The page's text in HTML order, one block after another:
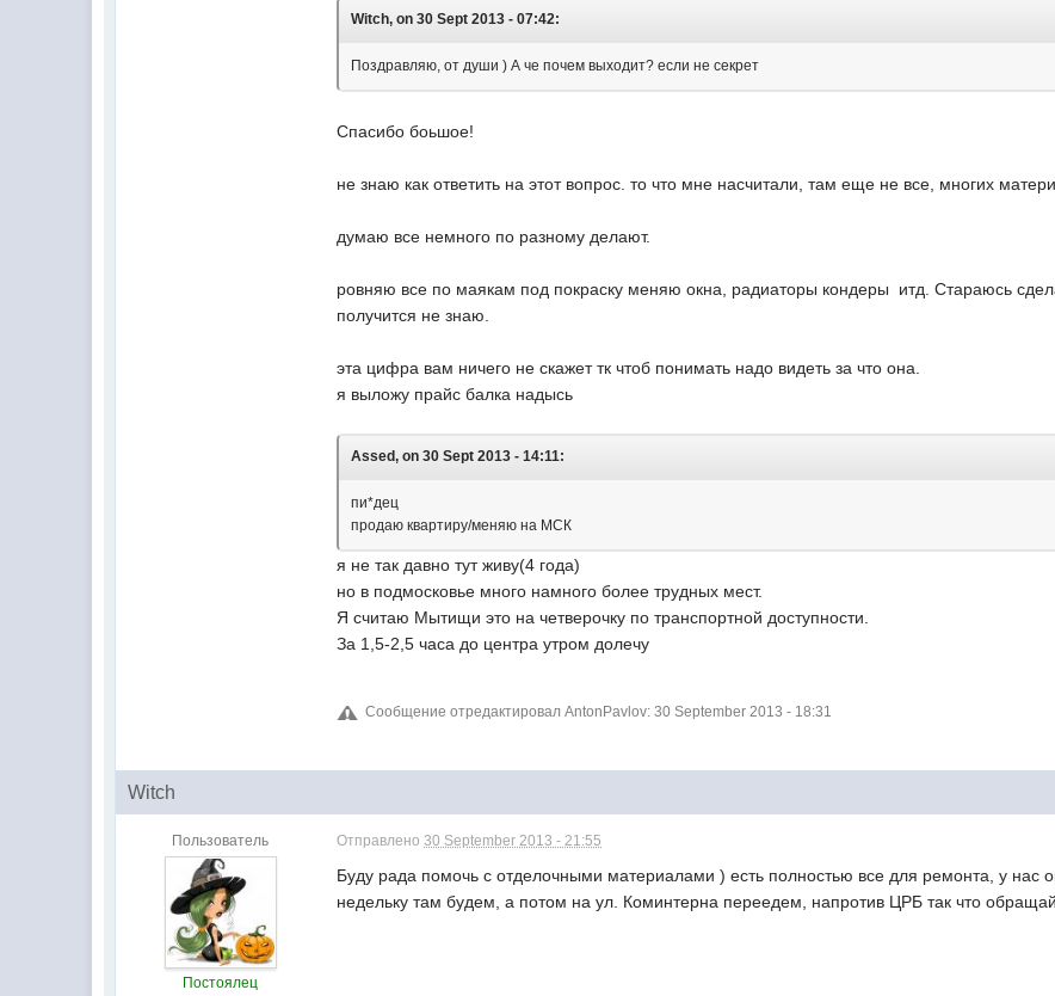
Witch, on 30 Sept 2013 - 07:42:
Поздравляю, от души ) А че почем выходит? если не секрет
Спасибо боьшое!
не знаю как ответить на этот вопрос. то что мне насчитали, там еще не все, многих
думаю все немного по разному делают.
ровняю все по маякам под покраску меняю окна, радиаторы кондеры итд. Стараюсь
получится не знаю.
эта цифра вам ничего не скажет тк чтоб понимать надо видеть за что она.
я выложу прайс балка надысь
Assed, on 30 Sept 2013 - 14:11:
пи*дец
продаю квартиру/меняю на МСК
я не так давно тут живу(4 года)
но в подмосковье много намного более трудных мест.
Я считаю Мытищи это на четверочку по транспортной доступности.
За 1,5-2,5 часа до центра утром долечу
Сообщение отредактировал AntonPavlov: 30 September 2013 - 18:31
Witch
Пользователь
Постоялец
Отправлено30 September 2013 - 21:55
Буду рада помочь с отделочными материалами ) есть полностью все для ремонта, у
недельку там будем, а потом на ул. Коминтерна переедем, напротив ЦРБ так что